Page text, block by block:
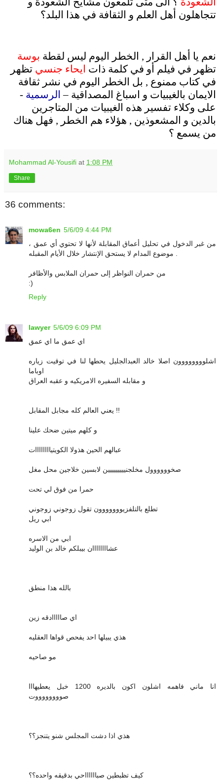
تتجاهلون أهل العلم و الثقافة في هذا البلد؟
نعم يا أهل القرار , الخطر اليوم ليس لقطة بوسة
تظهر في فيلم أو في كلمة ذات
ايحاء جنسي تظهر
في كتاب ممنوع , بل الخطر اليوم في نشر ثقافة
الايمان بالغيبيات و اسباغ المصداقية – الرسمية -
على وكلاء تفسير هذه الغيبيات من المتاجرين
بالدين و المشعوذين , هؤلاء هم الخطر , فهل هناك
من يسمع ؟
Mohammad Al-Yousifi at 1:08 PM
Share
36 comments:
mowa6en 5/6/09 4:44 PM
من غبر الدخول في تحليل أعماق المقابلة لأنها لا تحتوي أي عمق ،
من حمران النواظر إلى حمران الملابس والأظافر
:)
Reply
lawyer 5/6/09 6:09 PM
اي عمق ما اي عمق
اشلوووووووون اصلا خالد العبدالجليل يحطها لنا في توقيت زياره
اوباما
و مقابله السفيره الامريكيه و عقبه العراق
يعني العالم كله مجابل المقابل !!
و كلهم ميتين ضحك علينا
عبالهم الحين هذولا الكويتياااااااات
صخوووووول مخلجنييييييييين لابسين خلاجين محل مغل
حمرا من فوق لي تحت
تطلع بالتلفزيووووووون تقول زوجوني زوجوني
ابي ريل
ابي من الاسره
عشاااااااان بيبلكم خالد بن الوليد
بالله هذا منطق
اي صااااادقه زين
هذي يبيلها احد يفحص قواها العقليه
مو صاحيه
انا ماني فاهمه اشلون اكون بالديره 1200 خبل يعطيهااا
صووووووووت
هذي اذا دشت المجلس شنو يتنجز؟؟
كيف تظبطين صبااااااحي بدقيقه واحده؟؟